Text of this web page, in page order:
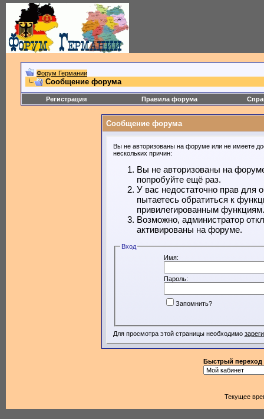
Форум Германии
Сообщение форума
Регистрация Правила форума
Сообщение форума
Вы не авторизованы на форуме или не имеете
нескольких причин:
Вы не авторизованы на
попробуйте ещё раз.
У вас недостаточно прав для
пытаетесь обратиться к
привилегированным функциям.
Возможно, администратор
активированы на форуме.
Вход
Имя:
Пароль:
Запомнить?
Для просмотра этой страницы необходимо
Быстрый переход
Текущее